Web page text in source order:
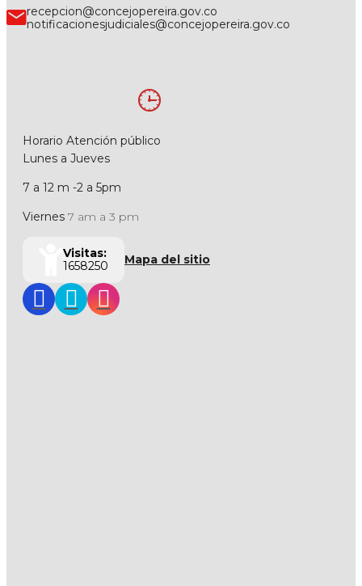
recepcion@concejopereira.gov.co
notificacionesjudiciales@concejopereira.gov.co
Horario Atención público
Lunes a Jueves
7 a 12 m -2 a 5pm
Viernes 7 am a 3 pm
Visitas:
1658250
Mapa del sitio